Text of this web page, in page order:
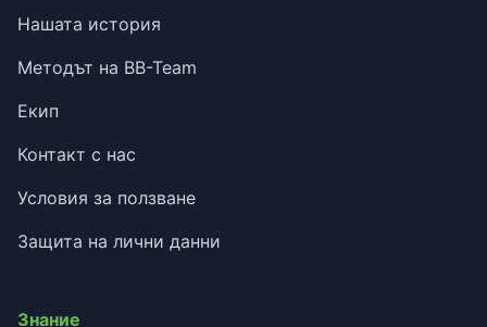
Нашата история
Методът на BB-Team
Екип
Контакт с нас
Условия за ползване
Защита на лични данни
Знание